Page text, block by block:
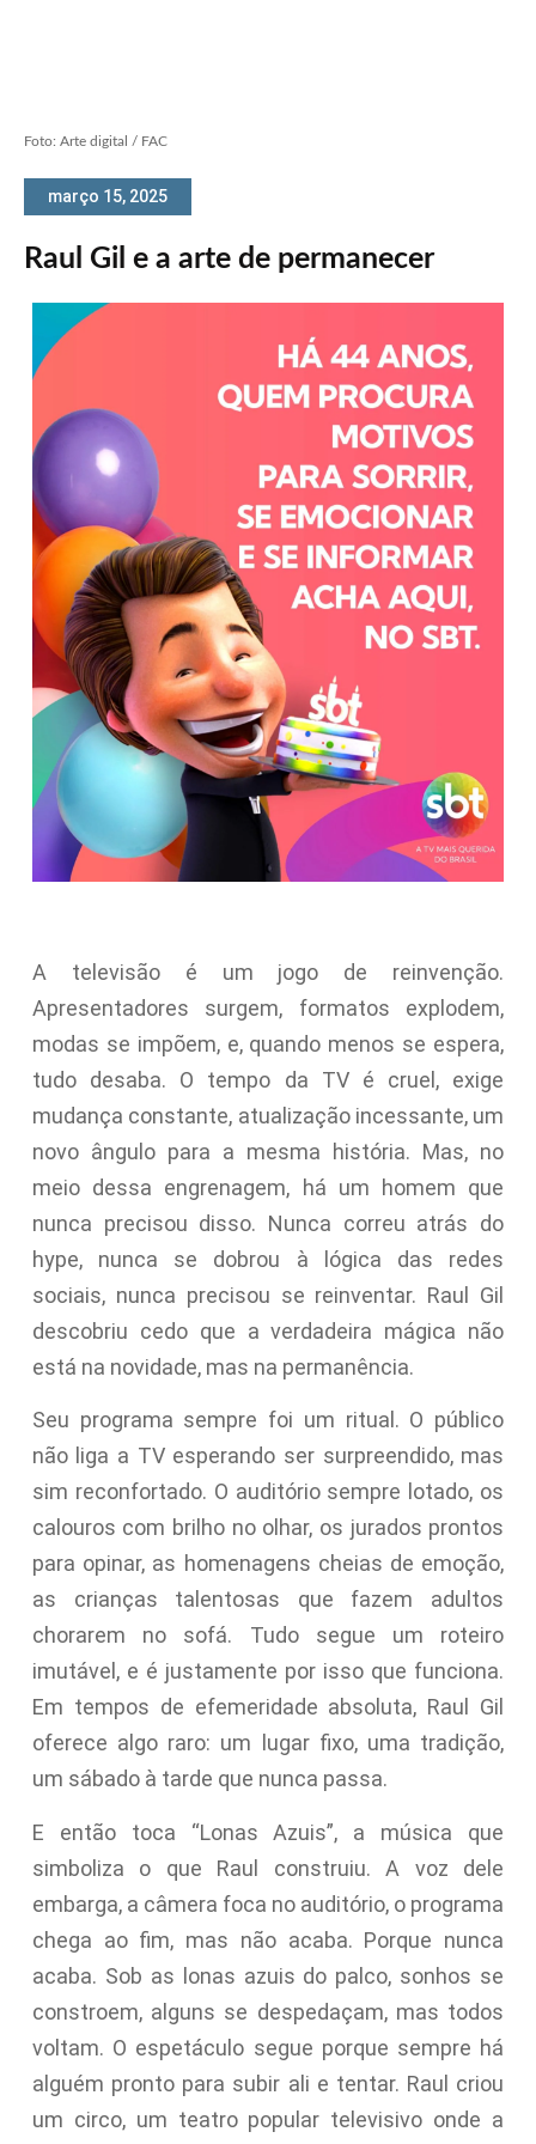
Foto: Arte digital / FAC
março 15, 2025
Raul Gil e a arte de permanecer
A televisão é um jogo de reinvenção.
Apresentadores surgem, formatos explodem,
modas se impõem, e, quando menos se espera,
tudo desaba. O tempo da TV é cruel, exige
mudança constante, atualização incessante, um
novo ângulo para a mesma história. Mas, no
meio dessa engrenagem, há um homem que
nunca precisou disso. Nunca correu atrás do
hype, nunca se dobrou à lógica das redes
sociais, nunca precisou se reinventar. Raul Gil
descobriu cedo que a verdadeira mágica não
está na novidade, mas na permanência.
Seu programa sempre foi um ritual. O público
não liga a TV esperando ser surpreendido, mas
sim reconfortado. O auditório sempre lotado, os
calouros com brilho no olhar, os jurados prontos
para opinar, as homenagens cheias de emoção,
as crianças talentosas que fazem adultos
chorarem no sofá. Tudo segue um roteiro
imutável, e é justamente por isso que funciona.
Em tempos de efemeridade absoluta, Raul Gil
oferece algo raro: um lugar fixo, uma tradição,
um sábado à tarde que nunca passa.
E então toca “Lonas Azuis”, a música que
simboliza o que Raul construiu. A voz dele
embarga, a câmera foca no auditório, o programa
chega ao fim, mas não acaba. Porque nunca
acaba. Sob as lonas azuis do palco, sonhos se
constroem, alguns se despedaçam, mas todos
voltam. O espetáculo segue porque sempre há
alguém pronto para subir ali e tentar. Raul criou
um circo, um teatro popular televisivo onde a